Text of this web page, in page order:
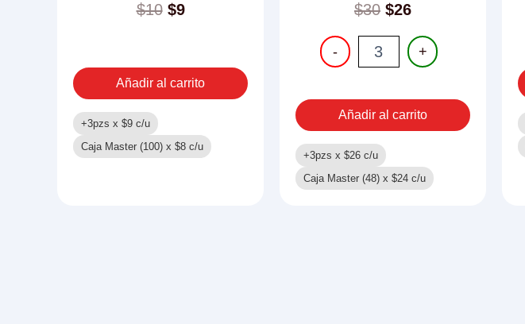
$10 $9
16
PGS
WORLD
cantidad
Añadir al carrito
+3pzs x $9 c/u
Caja Master (100) x $8 c/u
$30 $26
-
LIBRO
PARA
PAGS
CABALLEROS
+
Añadir al carrito
+3pzs x $26 c/u
Caja Master (48) x $24 c/u